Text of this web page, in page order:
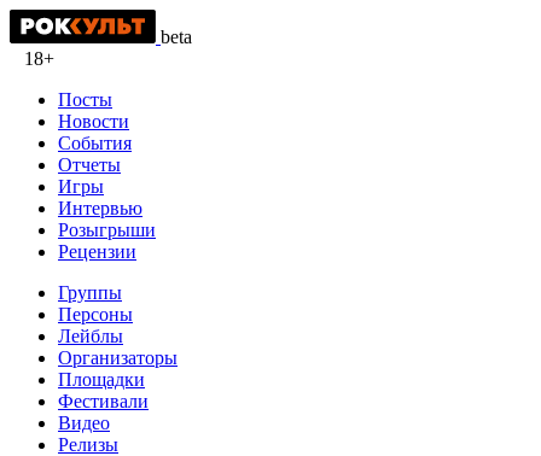
beta
18+
Посты
Новости
События
Отчеты
Игры
Интервью
Розыгрыши
Рецензии
Группы
Персоны
Лейблы
Организаторы
Площадки
Фестивали
Видео
Релизы